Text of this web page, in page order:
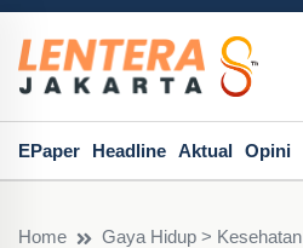
EPaper Headline Aktual Opini
Home
Gaya Hidup > Kesehatan